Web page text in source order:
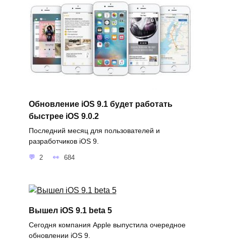
Обновление iOS 9.1 будет работать
быстрее iOS 9.0.2
Последний месяц для пользователей и
разработчиков iOS 9.
2 684
Вышел iOS 9.1 beta 5
Сегодня компания Apple выпустила очередное
обновлении iOS 9.